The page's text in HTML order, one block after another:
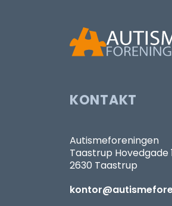
KONTAKT
Autismeforeningen
Taastrup Hovedgade
2630 Taastrup